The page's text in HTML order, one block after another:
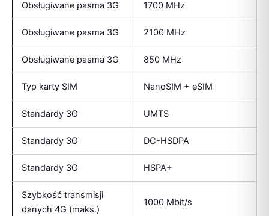
Obsługiwane pasma 3G 1700 MHz
Obsługiwane pasma 3G 2100 MHz
Obsługiwane pasma 3G 850 MHz
Typ karty SIM NanoSIM + eSIM
Standardy 3G UMTS
Standardy 3G DC-HSDPA
Standardy 3G HSPA+
Szybkość transmisji
danych 4G (maks.)
1000 Mbit/s